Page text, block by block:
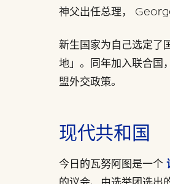
神父出任总理，
新生国家为自己选定了
地」。同年加入联合国
盟外交政策。
现代共和国
今日的瓦努阿图是一个